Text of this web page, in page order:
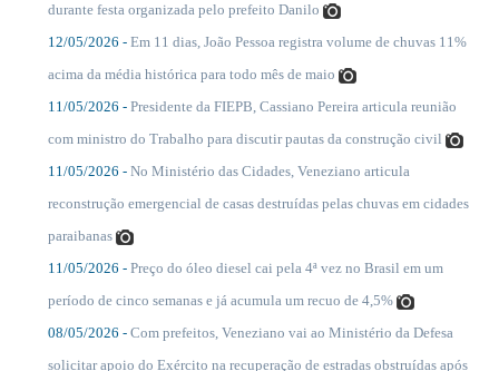
durante festa organizada pelo prefeito Danilo
12/05/2026 - Em 11 dias, João Pessoa registra volume de chuvas 11%
acima da média histórica para todo mês de maio
11/05/2026 - Presidente da FIEPB, Cassiano Pereira articula reunião
com ministro do Trabalho para discutir pautas da construção civil
11/05/2026 - No Ministério das Cidades, Veneziano articula
reconstrução emergencial de casas destruídas pelas chuvas em cidades
paraibanas
11/05/2026 - Preço do óleo diesel cai pela 4ª vez no Brasil em um
período de cinco semanas e já acumula um recuo de 4,5%
08/05/2026 - Com prefeitos, Veneziano vai ao Ministério da Defesa
solicitar apoio do Exército na recuperação de estradas obstruídas após